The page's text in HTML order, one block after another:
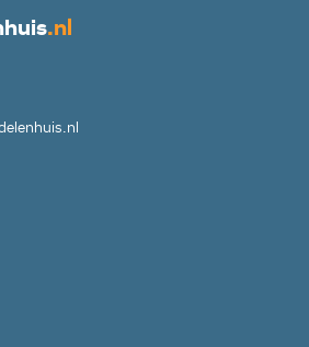
.nl